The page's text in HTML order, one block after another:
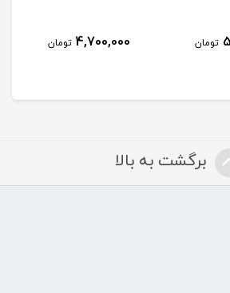
تومان 4,700,000 تومان
برگشت به بالا